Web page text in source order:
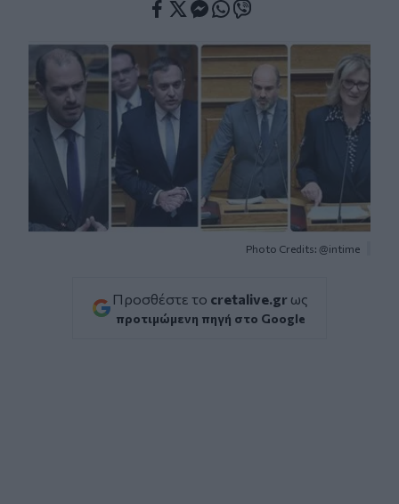
Photo Credits: @intime
Προσθέστε το cretalive.gr ως
προτιμώμενη πηγή στο Google